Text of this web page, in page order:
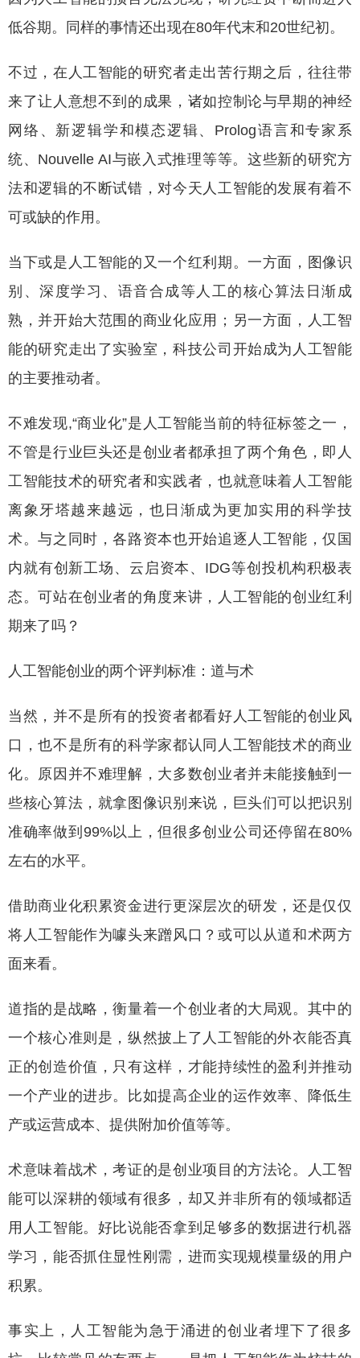
低谷期。同样的事情还出现在80年代末和20世纪初。
不过，在人工智能的研究者走出苦行期之后，往往带
来了让人意想不到的成果，诸如控制论与早期的神经
网络、新逻辑学和模态逻辑、Prolog语言和专家系
统、Nouvelle AI与嵌入式推理等等。这些新的研究方
法和逻辑的不断试错，对今天人工智能的发展有着不
可或缺的作用。
当下或是人工智能的又一个红利期。一方面，图像识
别、深度学习、语音合成等人工的核心算法日渐成
熟，并开始大范围的商业化应用；另一方面，人工智
能的研究走出了实验室，科技公司开始成为人工智能
的主要推动者。
不难发现,“商业化”是人工智能当前的特征标签之一，
不管是行业巨头还是创业者都承担了两个角色，即人
工智能技术的研究者和实践者，也就意味着人工智能
离象牙塔越来越远，也日渐成为更加实用的科学技
术。与之同时，各路资本也开始追逐人工智能，仅国
内就有创新工场、云启资本、IDG等创投机构积极表
态。可站在创业者的角度来讲，人工智能的创业红利
期来了吗？
人工智能创业的两个评判标准：道与术
当然，并不是所有的投资者都看好人工智能的创业风
口，也不是所有的科学家都认同人工智能技术的商业
化。原因并不难理解，大多数创业者并未能接触到一
些核心算法，就拿图像识别来说，巨头们可以把识别
准确率做到99%以上，但很多创业公司还停留在80%
左右的水平。
借助商业化积累资金进行更深层次的研发，还是仅仅
将人工智能作为噱头来蹭风口？或可以从道和术两方
面来看。
道指的是战略，衡量着一个创业者的大局观。其中的
一个核心准则是，纵然披上了人工智能的外衣能否真
正的创造价值，只有这样，才能持续性的盈利并推动
一个产业的进步。比如提高企业的运作效率、降低生
产或运营成本、提供附加价值等等。
术意味着战术，考证的是创业项目的方法论。人工智
能可以深耕的领域有很多，却又并非所有的领域都适
用人工智能。好比说能否拿到足够多的数据进行机器
学习，能否抓住显性刚需，进而实现规模量级的用户
积累。
事实上，人工智能为急于涌进的创业者埋下了很多